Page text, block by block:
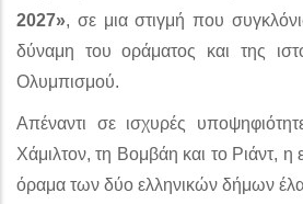
2027», σε μια στιγμή που
δύναμη του οράματος και της
Ολυμπισμού.
Απέναντι σε ισχυρές
Χάμιλτον, τη Βομβάη και το Ριάντ, η
όραμα των δύο ελληνικών δήμων